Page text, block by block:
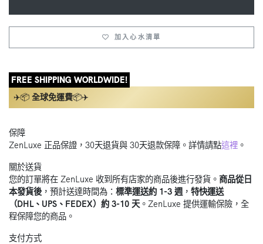
加入心水清單
FREE SHIPPING WORLDWIDE!
✈️📦 全球免運費📦✈️
保障
ZenLuxe 正品保證，30天退貨與 30天退款保障。詳情請點這裡 。
關於送貨
您的訂單將在 ZenLuxe 收到所有店家的商品後進行發貨。 商品從日
本發貨後，預計送達時間為： 標準運送約 1-3 週 ， 特快運送
（DHL、UPS、FEDEX）約 3-10 天 。ZenLuxe 提供運輸保險，全
程保障您的商品。
支付方式